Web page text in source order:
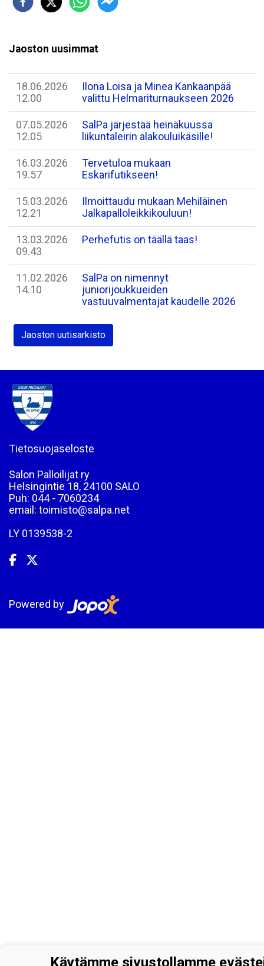
Jaoston uusimmat
18.06.2026
12.00
​Ilona Loisa ja Minea Kankaanpää
valittu Helmariturnaukseen 2026
07.05.2026
12.05
SalPa järjestää heinäkuussa
liikuntaleirin alakouluikäsille!
16.03.2026
19.57
Tervetuloa mukaan
Eskarifutikseen!
15.03.2026
12.21
Ilmoittaudu mukaan Mehiläinen
Jalkapalloleikkikouluun!
13.03.2026
09.43
Perhefutis on täällä taas!
11.02.2026
14.10
SalPa on nimennyt
juniorijoukkueiden
vastuuvalmentajat kaudelle 2026
Jaoston uutisarkisto
Tietosuojaseloste
Salon Palloilijat ry
Helsingintie 18, 24100 SALO
Puh: 044 - 7060234
email: toimisto@salpa.net
LY 0139538-2
Powered by
Käytämme sivustollamme